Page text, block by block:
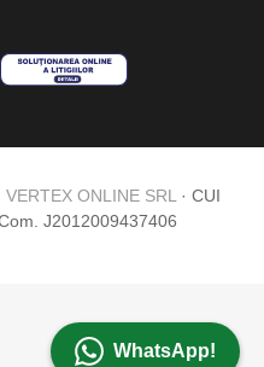
WhatsApp!
VERTEX ONLINE SRL · CUI
J2012009437406